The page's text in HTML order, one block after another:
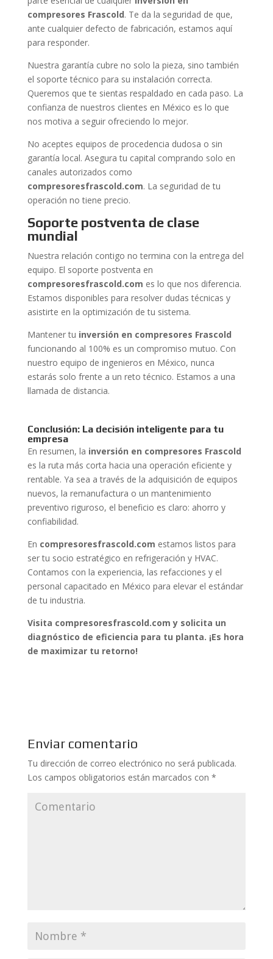
compresores Frascold. Te da la seguridad de que,
ante cualquier defecto de fabricación, estamos aquí
para responder.
Nuestra garantía cubre no solo la pieza, sino también
el soporte técnico para su instalación correcta.
Queremos que te sientas respaldado en cada paso. La
confianza de nuestros clientes en México es lo que
nos motiva a seguir ofreciendo lo mejor.
No aceptes equipos de procedencia dudosa o sin
garantía local. Asegura tu capital comprando solo en
canales autorizados como
compresoresfrascold.com. La seguridad de tu
operación no tiene precio.
Soporte postventa de clase
mundial
Nuestra relación contigo no termina con la entrega del
equipo. El soporte postventa en
compresoresfrascold.com es lo que nos diferencia.
Estamos disponibles para resolver dudas técnicas y
asistirte en la optimización de tu sistema.
Mantener tu inversión en compresores Frascold
funcionando al 100% es un compromiso mutuo. Con
nuestro equipo de ingenieros en México, nunca
estarás solo frente a un reto técnico. Estamos a una
llamada de distancia.
Conclusión: La decisión inteligente para tu
empresa
En resumen, la inversión en compresores Frascold
es la ruta más corta hacia una operación eficiente y
rentable. Ya sea a través de la adquisición de equipos
nuevos, la remanufactura o un mantenimiento
preventivo riguroso, el beneficio es claro: ahorro y
confiabilidad.
En compresoresfrascold.com estamos listos para
ser tu socio estratégico en refrigeración y HVAC.
Contamos con la experiencia, las refacciones y el
personal capacitado en México para elevar el estándar
de tu industria.
Visita compresoresfrascold.com y solicita un
diagnóstico de eficiencia para tu planta. ¡Es hora
de maximizar tu retorno!
Enviar comentario
Tu dirección de correo electrónico no será publicada.
Los campos obligatorios están marcados con *